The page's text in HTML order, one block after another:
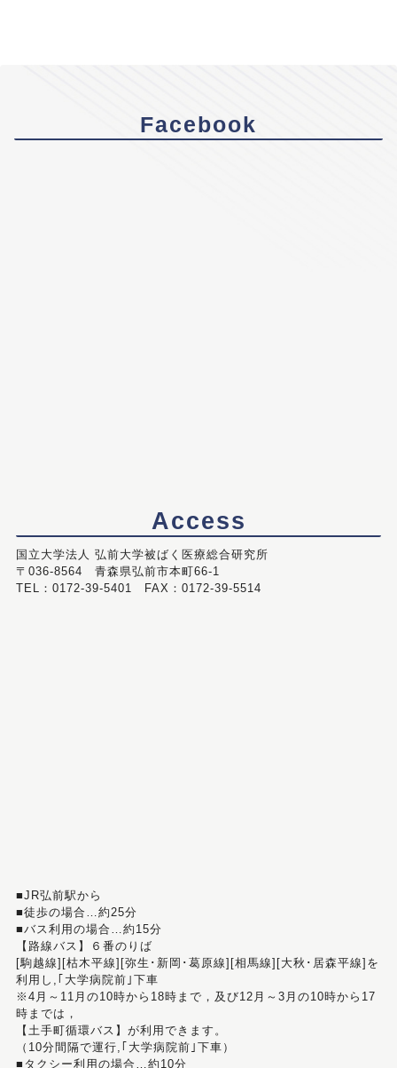
Facebook
Access
国立大学法人 弘前大学被ばく医療総合研究所
〒036-8564 青森県弘前市本町66-1
TEL：0172-39-5401 FAX：0172-39-5514
■JR弘前駅から
■徒歩の場合…約25分
■バス利用の場合…約15分
【路線バス】６番のりば
[駒越線][枯木平線][弥生･新岡･葛原線][相馬線][大秋･居森平線]を
利用し,｢大学病院前｣下車
※4月～11月の10時から18時まで，及び12月～3月の10時から17
時までは，
【土手町循環バス】が利用できます。
（10分間隔で運行,｢大学病院前｣下車）
■タクシー利用の場合…約10分